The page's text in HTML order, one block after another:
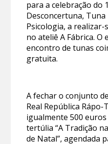
para a celebração do
Desconcertuna, Tuna
Psicologia, a realizar-
no ateliê A Fábrica. O
encontro de tunas
gratuita.
A fechar o conjunto
Real República
igualmente 500
tertúlia “A Tradição
de Natal”, agendada